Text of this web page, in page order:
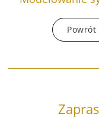
Powrót